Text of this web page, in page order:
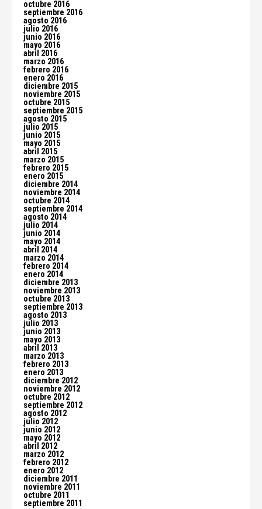
octubre 2016
septiembre 2016
agosto 2016
julio 2016
junio 2016
mayo 2016
abril 2016
marzo 2016
febrero 2016
enero 2016
diciembre 2015
noviembre 2015
octubre 2015
septiembre 2015
agosto 2015
julio 2015
junio 2015
mayo 2015
abril 2015
marzo 2015
febrero 2015
enero 2015
diciembre 2014
noviembre 2014
octubre 2014
septiembre 2014
agosto 2014
julio 2014
junio 2014
mayo 2014
abril 2014
marzo 2014
febrero 2014
enero 2014
diciembre 2013
noviembre 2013
octubre 2013
septiembre 2013
agosto 2013
julio 2013
junio 2013
mayo 2013
abril 2013
marzo 2013
febrero 2013
enero 2013
diciembre 2012
noviembre 2012
octubre 2012
septiembre 2012
agosto 2012
julio 2012
junio 2012
mayo 2012
abril 2012
marzo 2012
febrero 2012
enero 2012
diciembre 2011
noviembre 2011
octubre 2011
septiembre 2011